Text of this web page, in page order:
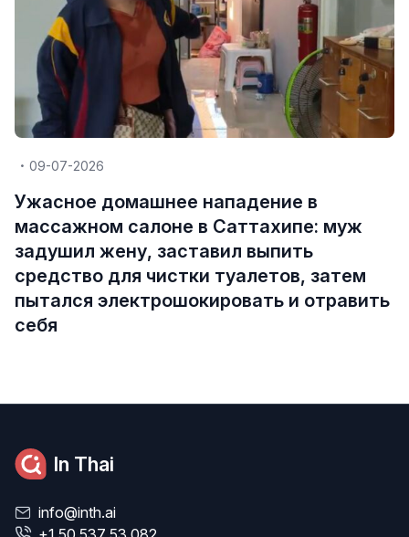
09-07-2026
Ужасное домашнее нападение в
массажном салоне в Саттахипе: муж
задушил жену, заставил выпить
средство для чистки туалетов, затем
пытался электрошокировать и отравить
себя
In Thai
info@inth.ai